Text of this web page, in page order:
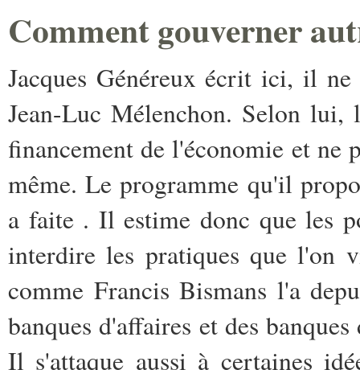
Comment gouverner
Jacques Généreux écrit ici, il
Jean-Luc Mélenchon. Selon
financement de l'économie et ne
même. Le programme qu'il
a faite . Il estime donc que les
interdire les pratiques que l'on
comme Francis Bismans l'a
banques d'affaires et des
Il s'attaque aussi à certaines